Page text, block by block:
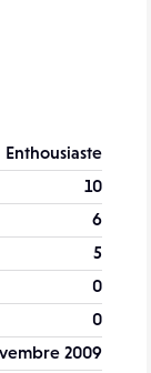
Enthousiaste
10
6
5
0
0
2009